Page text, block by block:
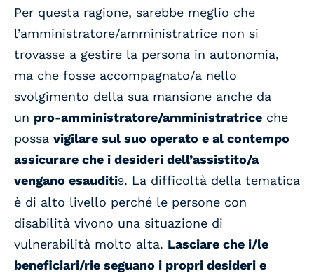
Per questa ragione, sarebbe meglio che
l’amministratore/amministratrice non si
trovasse a gestire la persona in autonomia,
ma che fosse accompagnato/a nello
svolgimento della sua mansione anche da
un pro-amministratore/amministratrice che
possa vigilare sul suo operato e al contempo
assicurare che i desideri dell’assistito/a
vengano esauditi9. La difficoltà della tematica
è di alto livello perché le persone con
disabilità vivono una situazione di
vulnerabilità molto alta. Lasciare che i/le
beneficiari/rie seguano i propri desideri e